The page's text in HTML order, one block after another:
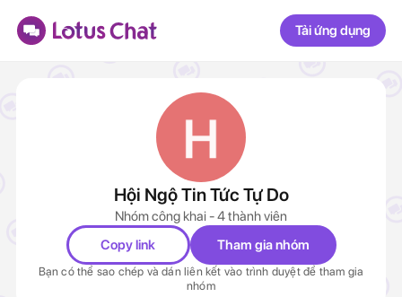
Tải ứng dụng
Hội Ngộ Tin Tức Tự Do
Nhóm công khai - 4 thành viên
Copy link
Tham gia nhóm
Bạn có thể sao chép và dán liên kết vào trình duyệt để tham gia
nhóm